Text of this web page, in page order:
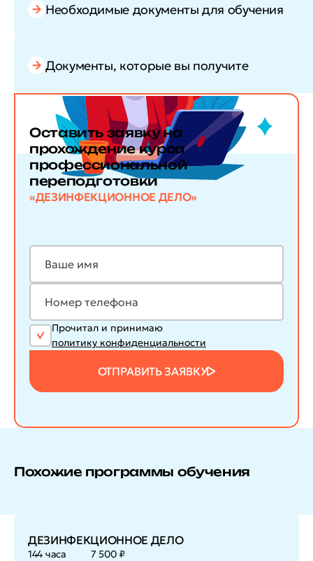
Необходимые документы для обучения
Документы, которые вы получите
Оставить заявкуна
прохождение курса
профессиональной
переподготовки
«ДЕЗИНФЕКЦИОННОЕ ДЕЛО»
Прочитал и принимаю
политику конфиденциальности
ОТПРАВИТЬ ЗАЯВКУ
Похожие программы обучения
ДЕЗИНФЕКЦИОННОЕ ДЕЛО
144 часа 7 500 ₽